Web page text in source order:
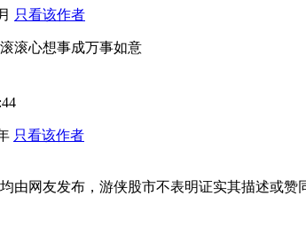
只看该作者
滚心想事成万事如意
只看该作者
由网友发布，游侠股市不表明证实其描述或